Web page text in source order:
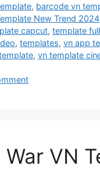
, barcode vn
New Trend 2024
capcut, template
, templates, vn app
, vn template
War VN